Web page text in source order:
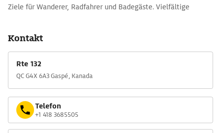
Ziele für Wanderer, Radfahrer und Badegäste. Vielfältige
Füchsen, Schwarzbären, Hirschen und vielen Vogelarten
machen den Park zu einem der attraktivsten Ostkanadas.
Einen Überblick über die Steilküste verschafft der 1858 gebaute
fotogene Leuchtturm am Cap-des-Rosiers.
Kontakt
Rte 132
QC G4X 6A3 Gaspé, Kanada
Telefon
+1 418 3685505